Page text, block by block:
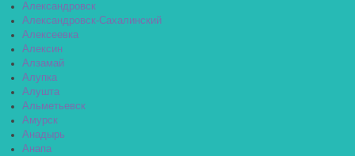
Александровск
Александровск-Сахалинский
Алексеевка
Алексин
Алзамай
Алупка
Алушта
Альметьевск
Амурск
Анадырь
Анапа